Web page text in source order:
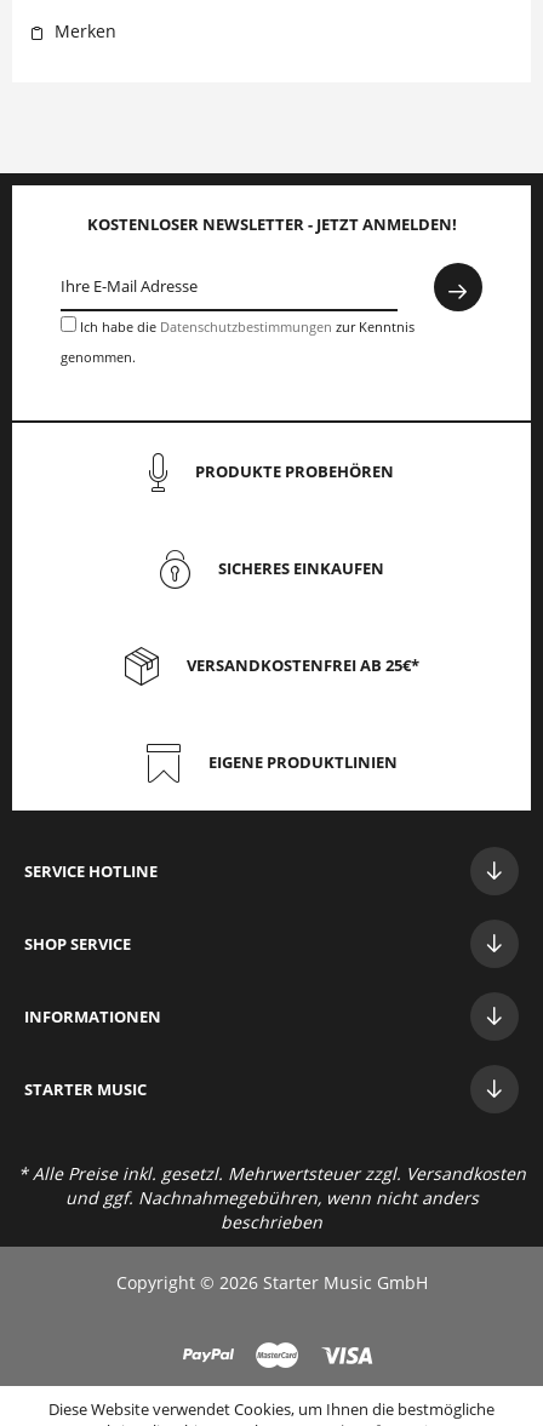
Merken
KOSTENLOSER NEWSLETTER - JETZT ANMELDEN!
Ich habe die Datenschutzbestimmungen zur Kenntnis
genommen.
PRODUKTE PROBEHÖREN
SICHERES EINKAUFEN
VERSANDKOSTENFREI AB 25€*
EIGENE PRODUKTLINIEN
SERVICE HOTLINE
SHOP SERVICE
INFORMATIONEN
STARTER MUSIC
* Alle Preise inkl. gesetzl. Mehrwertsteuer zzgl. Versandkosten
und ggf. Nachnahmegebühren, wenn nicht anders
beschrieben
Copyright © 2026 Starter Music GmbH
Diese Website verwendet Cookies, um Ihnen die bestmögliche